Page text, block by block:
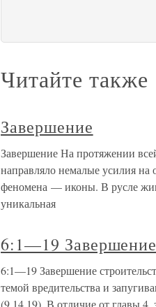
Читайте также
Завершение
Завершение На протяжении
направляло немалые усилия на
феномена — иконы. В русле
уникальная
6:1—19 Завершение
6:1—19 Завершение
темой вредительства и
(9,14,19). В отличие от главы 4,